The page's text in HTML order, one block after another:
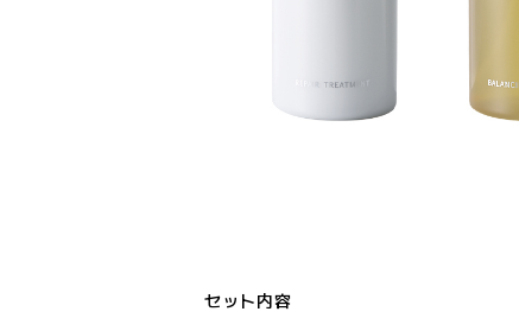
セット内容